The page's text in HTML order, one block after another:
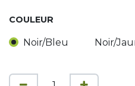
COULEUR
Noir/Bleu Noir/